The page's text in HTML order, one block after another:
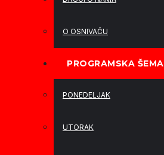
O OSNIVAČU
PROGRAMSKA ŠEMA
PONEDELJAK
UTORAK